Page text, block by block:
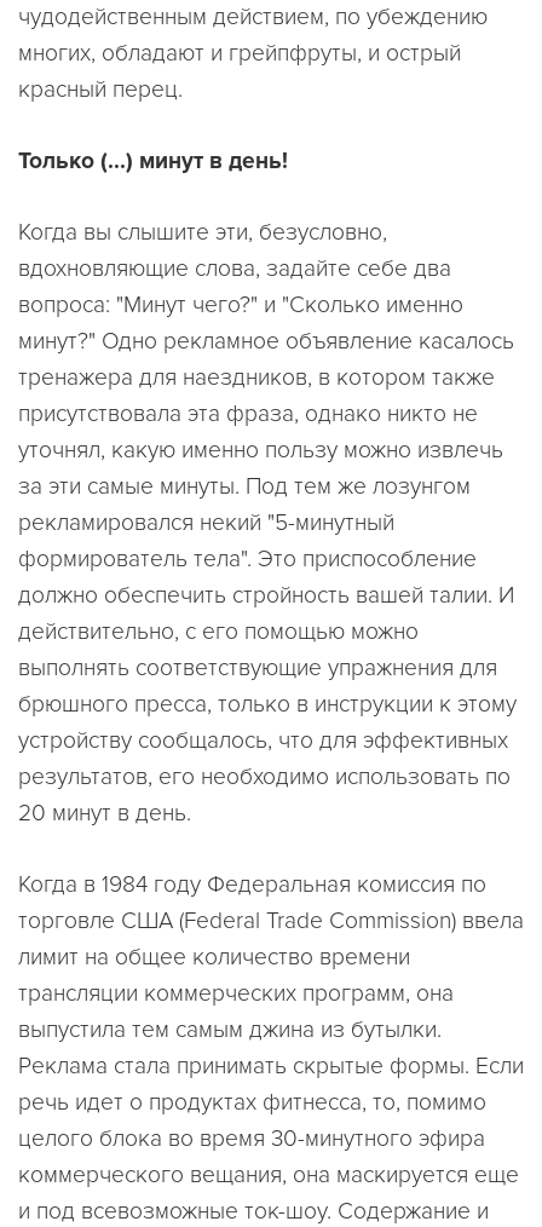
чудодейственным действием, по убеждению
многих, обладают и грейпфруты, и острый
красный перец.
Только (...) минут в день!
Когда вы слышите эти, безусловно,
вдохновляющие слова, задайте себе два
вопроса: "Минут чего?" и "Сколько именно
минут?" Одно рекламное объявление касалось
тренажера для наездников, в котором также
присутствовала эта фраза, однако никто не
уточнял, какую именно пользу можно извлечь
за эти самые минуты. Под тем же лозунгом
рекламировался некий "5-минутный
формирователь тела". Это приспособление
должно обеспечить стройность вашей талии. И
действительно, с его помощью можно
выполнять соответствующие упражнения для
брюшного пресса, только в инструкции к этому
устройству сообщалось, что для эффективных
результатов, его необходимо использовать по
20 минут в день.
Когда в 1984 году Федеральная комиссия по
торговле США (Federal Trade Commission) ввела
лимит на общее количество времени
трансляции коммерческих программ, она
выпустила тем самым джина из бутылки.
Реклама стала принимать скрытые формы. Если
речь идет о продуктах фитнесса, то, помимо
целого блока во время 30-минутного эфира
коммерческого вещания, она маскируется еще
и под всевозможные ток-шоу. Содержание и